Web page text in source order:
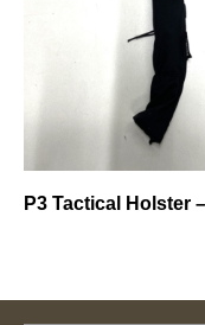
P3 Tactical Holster